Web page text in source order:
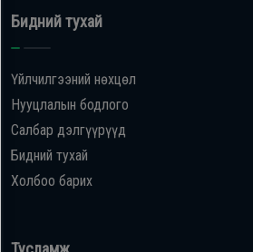
Бидний тухай
Үйлчилгээний нөхцөл
Нууцлалын бодлого
Салбар дэлгүүрүүд
Бидний тухай
Холбоо барих